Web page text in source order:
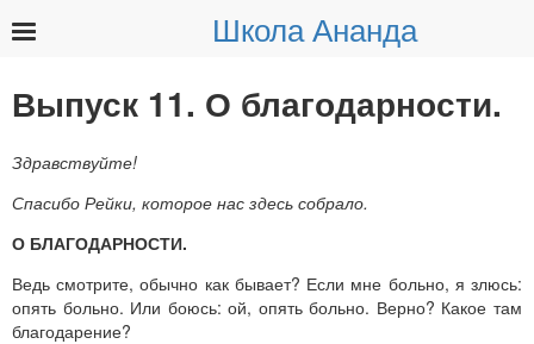
Школа Ананда
Выпуск 11. О благодарности.
Здравствуйте!
Спасибо Рейки, которое нас здесь собрало.
О БЛАГОДАРНОСТИ.
Ведь смотрите, обычно как бывает? Если мне больно, я злюсь:
опять больно. Или боюсь: ой, опять больно. Верно? Какое там
благодарение?